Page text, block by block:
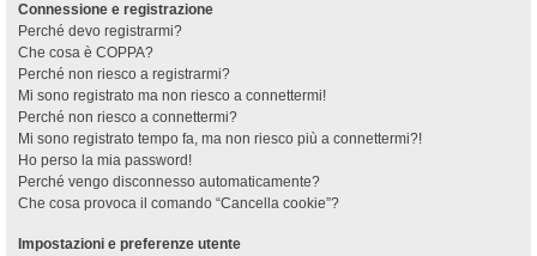
Connessione e registrazione
Perché devo registrarmi?
Che cosa è COPPA?
Perché non riesco a registrarmi?
Mi sono registrato ma non riesco a connettermi!
Perché non riesco a connettermi?
Mi sono registrato tempo fa, ma non riesco più a connettermi?!
Ho perso la mia password!
Perché vengo disconnesso automaticamente?
Che cosa provoca il comando “Cancella cookie”?
Impostazioni e preferenze utente